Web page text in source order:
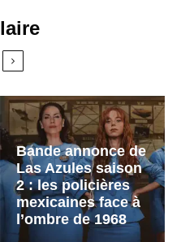
Bande annonce de
Las Azules saison
2 : les policières
mexicaines face à
l’ombre de 1968